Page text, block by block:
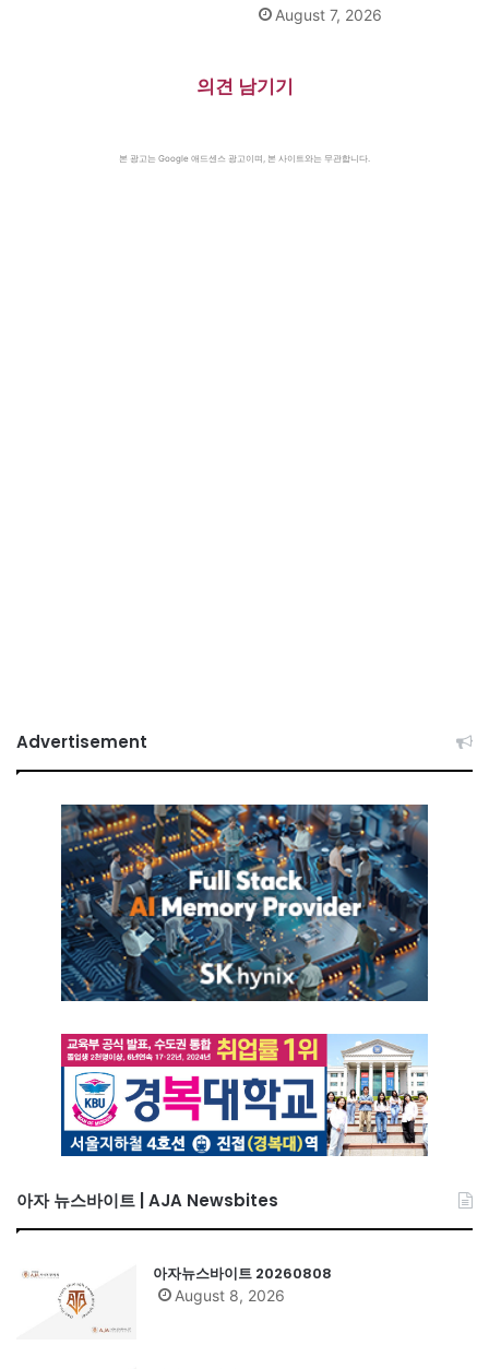
August 7, 2026
의견 남기기
본 광고는 Google 애드센스 광고이며, 본 사이트와는 무관합니다.
Advertisement
아자 뉴스바이트 | AJA Newsbites
아자뉴스바이트 20260808
August 8, 2026